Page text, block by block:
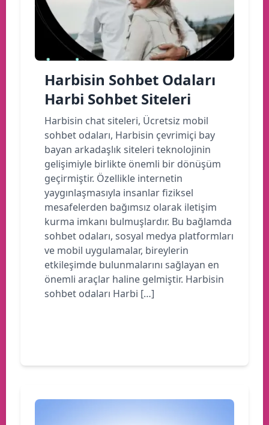
Harbisin Sohbet Odaları
Harbi Sohbet Siteleri
Harbisin chat siteleri, Ücretsiz mobil
sohbet odaları, Harbisin çevrimiçi bay
bayan arkadaşlık siteleri teknolojinin
gelişimiyle birlikte önemli bir dönüşüm
geçirmiştir. Özellikle internetin
yaygınlaşmasıyla insanlar fiziksel
mesafelerden bağımsız olarak iletişim
kurma imkanı bulmuşlardır. Bu bağlamda
sohbet odaları, sosyal medya platformları
ve mobil uygulamalar, bireylerin
etkileşimde bulunmalarını sağlayan en
önemli araçlar haline gelmiştir. Harbisin
sohbet odaları Harbi […]